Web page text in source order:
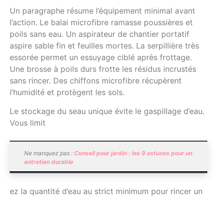
Un paragraphe résume l’équipement minimal avant
l’action. Le balai microfibre ramasse poussières et
poils sans eau. Un aspirateur de chantier portatif
aspire sable fin et feuilles mortes. La serpillière très
essorée permet un essuyage ciblé après frottage.
Une brosse à poils durs frotte les résidus incrustés
sans rincer. Des chiffons microfibre récupèrent
l’humidité et protègent les sols.
Le stockage du seau unique évite le gaspillage d’eau.
Vous limit
Ne manquez pas : Conseil pour jardin : les 9 astuces pour un
entretien durable
ez la quantité d’eau au strict minimum pour rincer un